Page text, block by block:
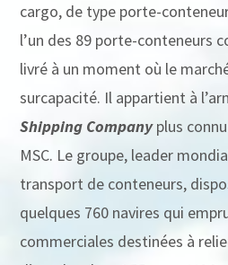
cargo, de type porte-
l’un des 89 porte-conteneurs
livré à un moment où le
surcapacité. Il appartient à
Shipping Companyplus
MSC. Le groupe, leader
transport de conteneurs,
quelques 760 navires qui
commerciales destinées à